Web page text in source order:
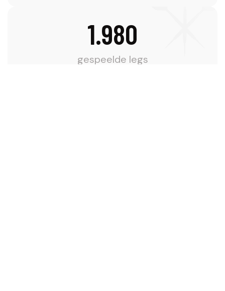
1.980
gespeelde legs